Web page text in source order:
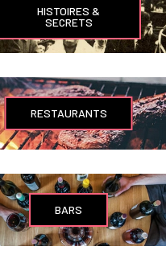
HISTOIRES &
SECRETS
RESTAURANTS
BARS